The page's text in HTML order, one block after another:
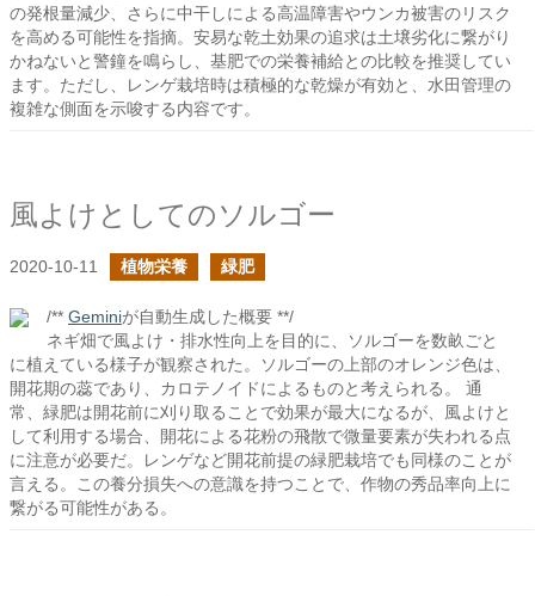
の発根量減少、さらに中干しによる高温障害やウンカ被害のリスク
を高める可能性を指摘。安易な乾土効果の追求は土壌劣化に繋がり
かねないと警鐘を鳴らし、基肥での栄養補給との比較を推奨してい
ます。ただし、レンゲ栽培時は積極的な乾燥が有効と、水田管理の
複雑な側面を示唆する内容です。
風よけとしてのソルゴー
2020-10-11 植物栄養 緑肥
/** Geminiが自動生成した概要 **/
ネギ畑で風よけ・排水性向上を目的に、ソルゴーを数畝ごと
に植えている様子が観察された。ソルゴーの上部のオレンジ色は、
開花期の蕊であり、カロテノイドによるものと考えられる。 通
常、緑肥は開花前に刈り取ることで効果が最大になるが、風よけと
して利用する場合、開花による花粉の飛散で微量要素が失われる点
に注意が必要だ。レンゲなど開花前提の緑肥栽培でも同様のことが
言える。この養分損失への意識を持つことで、作物の秀品率向上に
繋がる可能性がある。